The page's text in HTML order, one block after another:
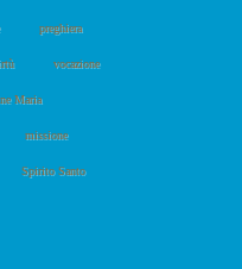
preghiera
vocazione
Maria
missione
Spirito Santo